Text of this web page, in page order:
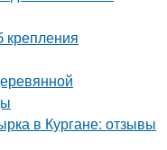
крепления
в Кургане: отзывы